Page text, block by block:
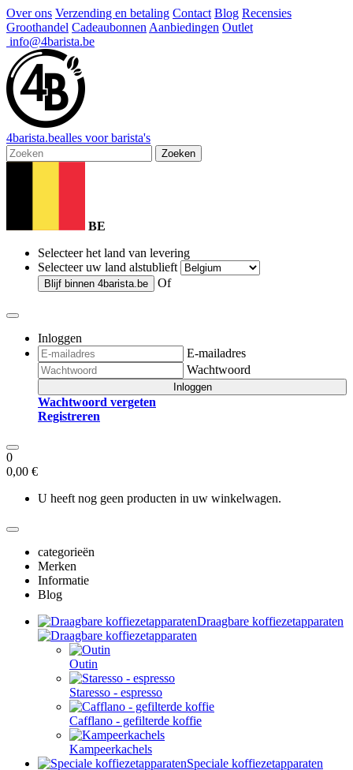
Over ons Verzending en betaling Contact Blog Recensies
Groothandel Cadeaubonnen Aanbiedingen Outlet
info@4barista.be
4barista.bealles voor barista's
Zoeken
BE
Selecteer het land van levering
Selecteer uw land alstublieft
Blijf binnen 4barista.be Of
Inloggen
E-mailadres
Wachtwoord
Inloggen
Wachtwoord vergeten
Registreren
0
0,00 €
U heeft nog geen producten in uw winkelwagen.
categorieën
Merken
Informatie
Blog
Draagbare koffiezetapparaten
Outin
Staresso - espresso
Cafflano - gefilterde koffie
Kampeerkachels
Speciale koffiezetapparaten